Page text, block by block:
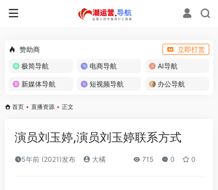
赞助商
立即打赏
极简导航
电商导航 AI导航
新媒体导航 短视频导航 办公导航
首页 • 直播资源 • 正文
演员刘玉婷,演员刘玉婷联系方式
5年前 (2021)发布 大橘 715 0 0